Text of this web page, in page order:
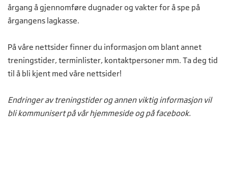
årgang å gjennomføre dugnader og vakter for å spe på
årgangens lagkasse.
På våre nettsider finner du informasjon om blant annet
treningstider, terminlister, kontaktpersoner mm. Ta deg tid
til å bli kjent med våre nettsider!
Endringer av treningstider og annen viktig informasjon vil
bli kommunisert på vår hjemmeside og på facebook.